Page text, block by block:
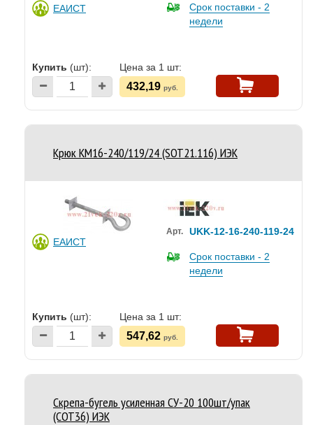
ЕАИСТ
Срок поставки - 2
недели
Купить (шт): Цена за 1 шт:
432,19 руб.
Крюк КМ16-240/119/24 (SOT21.116) ИЭК
ЕАИСТ
Арт. UKK-12-16-240-119-24
Срок поставки - 2
недели
Купить (шт): Цена за 1 шт:
547,62 руб.
Скрепа-бугель усиленная СУ-20 100шт/упак
(COT36) ИЭК